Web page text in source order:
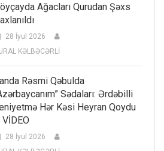
Ağacları Qurudan Şəxs
28 İyul 2026
KƏLBƏCƏRLİ
Rəsmi Qəbulda
Sədaları: Ərdəbilli
Hər Kəsi Heyran Qoydu
28 İyul 2026